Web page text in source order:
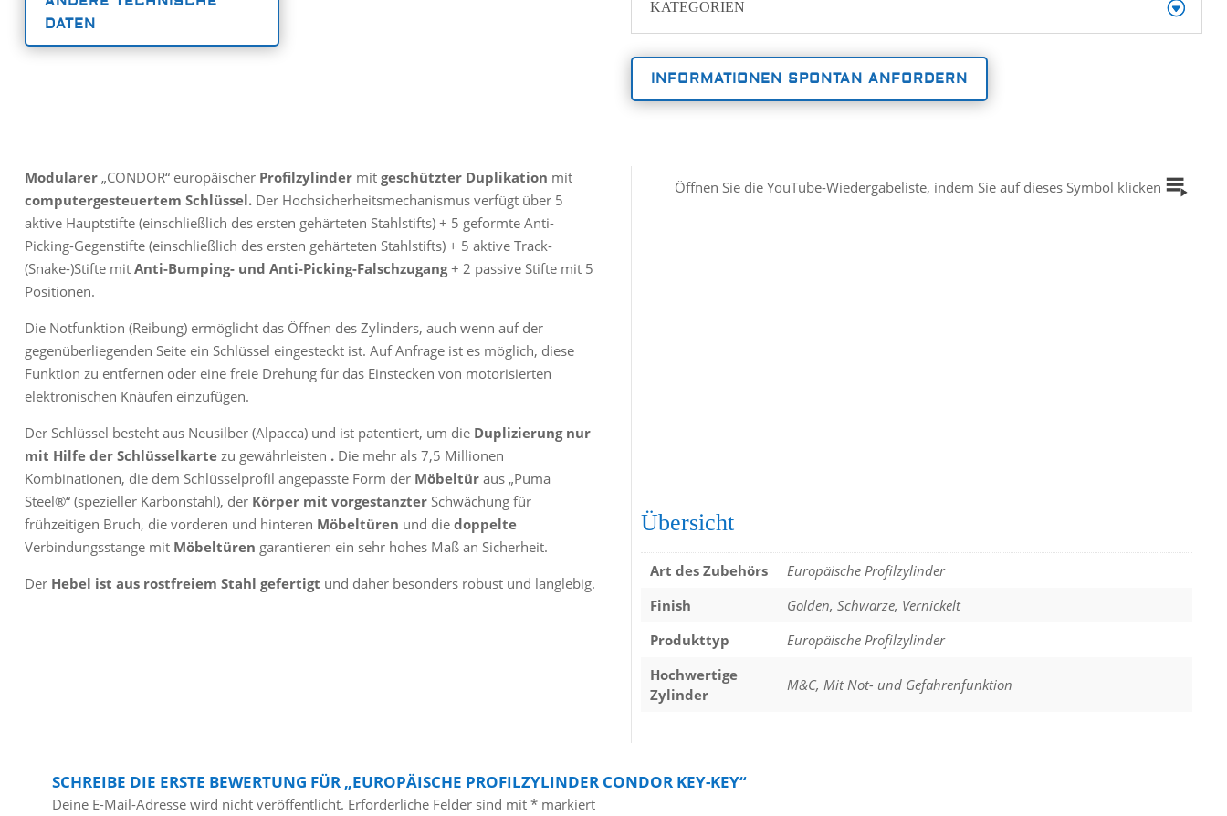
DATEN
KATEGORIEN
INFORMATIONEN SPONTAN ANFORDERN
Modularer„CONDOR“ europäischer Profilzylindermit geschützter Duplikation mit
computergesteuertem Schlüssel.Der Hochsicherheitsmechanismus verfügt über 5
aktive Hauptstifte (einschließlich des ersten gehärteten Stahlstifts) + 5 geformte Anti-
Picking-Gegenstifte (einschließlich des ersten gehärteten Stahlstifts) + 5 aktive Track-
(Snake-)Stifte mit Anti-Bumping- und Anti-Picking-Falschzugang+ 2 passive Stifte mit 5
Positionen.
Die Notfunktion (Reibung) ermöglicht das Öffnen des Zylinders, auch wenn auf der
gegenüberliegenden Seite ein Schlüssel eingesteckt ist. Auf Anfrage ist es möglich, diese
Funktion zu entfernen oder eine freie Drehung für das Einstecken von motorisierten
elektronischen Knäufen einzufügen.
Der Schlüssel besteht aus Neusilber (Alpacca) und ist patentiert, um die Duplizierung nur
mit Hilfe der Schlüsselkartezu gewährleisten .Die mehr als 7,5 Millionen
Kombinationen, die dem Schlüsselprofil angepasste Form der Möbeltüraus „Puma
Steel®“ (spezieller Karbonstahl), der Körper mit vorgestanzterSchwächung für
frühzeitigen Bruch, die vorderen und hinteren Möbeltüren und die doppelte
Verbindungsstange mit Möbeltüren garantieren ein sehr hohes Maß an Sicherheit.
DerHebel ist aus rostfreiem Stahl gefertigt und daher besonders robust und langlebig.
Öffnen Sie die YouTube-Wiedergabeliste, indem Sie auf dieses Symbol klicken
Übersicht
Art des Zubehörs
Europäische Profilzylinder
Finish
Golden, Schwarze, Vernickelt
Produkttyp
Europäische Profilzylinder
Hochwertige
Zylinder
M&C, Mit Not- und Gefahrenfunktion
SCHREIBE DIE ERSTE BEWERTUNG FÜR „EUROPÄISCHE PROFILZYLINDER CONDOR KEY-KEY“
Deine E-Mail-Adresse wird nicht veröffentlicht. Erforderliche Felder sind mit *markiert